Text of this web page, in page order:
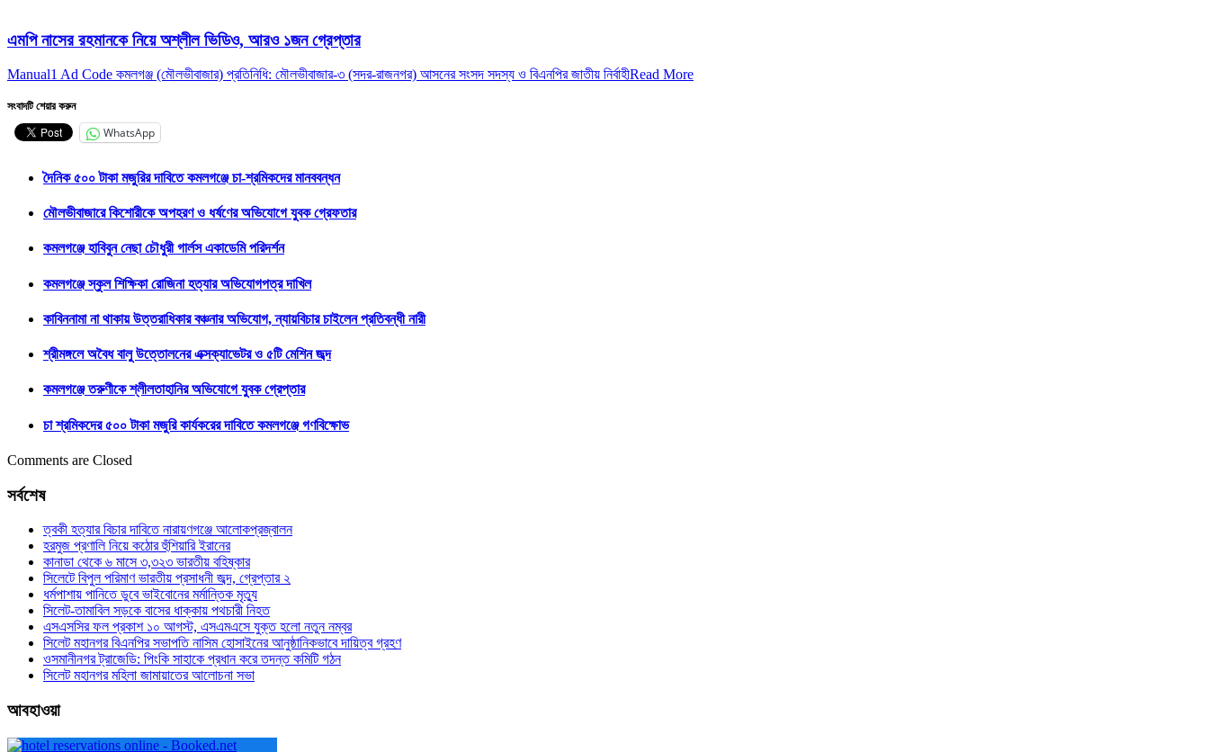
এমপি নাসের রহমানকে নিয়ে অশ্লীল ভিডিও, আরও ১জন গ্রেপ্তার
Manual1 Ad Code কমলগঞ্জ (মৌলভীবাজার) প্রতিনিধি: মৌলভীবাজার-৩ (সদর-রাজনগর) আসনের সংসদ সদস্য ও বিএনপির জাতীয় নির্বাহীRead More
সংবাদটি শেয়ার করুন
WhatsApp
দৈনিক ৫০০ টাকা মজুরির দাবিতে কমলগঞ্জে চা-শ্রমিকদের মানববন্ধন
মৌলভীবাজারে কিশোরীকে অপহরণ ও ধর্ষণের অভিযোগে যুবক গ্রেফতার
কমলগঞ্জে হাবিবুন নেছা চৌধুরী গার্লস একাডেমি পরিদর্শন
কমলগঞ্জে স্কুল শিক্ষিকা রোজিনা হত্যার অভিযোগপত্র দাখিল
কাবিননামা না থাকায় উত্তরাধিকার বঞ্চনার অভিযোগ, ন্যায়বিচার চাইলেন প্রতিবন্ধী নারী
শ্রীমঙ্গলে অবৈধ বালু উত্তোলনের এক্সক্যাভেটর ও ৫টি মেশিন জব্দ
কমলগঞ্জে তরুণীকে শ্লীলতাহানির অভিযোগে যুবক গ্রেপ্তার
চা শ্রমিকদের ৫০০ টাকা মজুরি কার্যকরের দাবিতে কমলগঞ্জে গণবিক্ষোভ
Comments are Closed
সর্বশেষ
ত্বকী হত্যার বিচার দাবিতে নারায়ণগঞ্জে আলোকপ্রজ্বালন
হরমুজ প্রণালি নিয়ে কঠোর হুঁশিয়ারি ইরানের
কানাডা থেকে ৬ মাসে ৩,৩২৩ ভারতীয় বহিষ্কার
সিলেটে বিপুল পরিমাণ ভারতীয় প্রসাধনী জব্দ, গ্রেপ্তার ২
ধর্মপাশায় পানিতে ডুবে ভাইবোনের মর্মান্তিক মৃত্যু
সিলেট-তামাবিল সড়কে বাসের ধাক্কায় পথচারী নিহত
এসএসসির ফল প্রকাশ ১০ আগস্ট, এসএমএসে যুক্ত হলো নতুন নম্বর
সিলেট মহানগর বিএনপির সভাপতি নাসিম হোসাইনের আনুষ্ঠানিকভাবে দায়িত্ব গ্রহণ
ওসমানীনগর ট্রাজেডি: পিংকি সাহাকে প্রধান করে তদন্ত কমিটি গঠন
সিলেট মহানগর মহিলা জামায়াতের আলোচনা সভা
আবহাওয়া